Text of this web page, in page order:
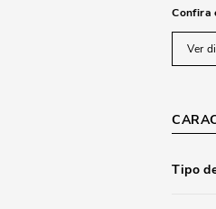
Confira
Ver
Tipo